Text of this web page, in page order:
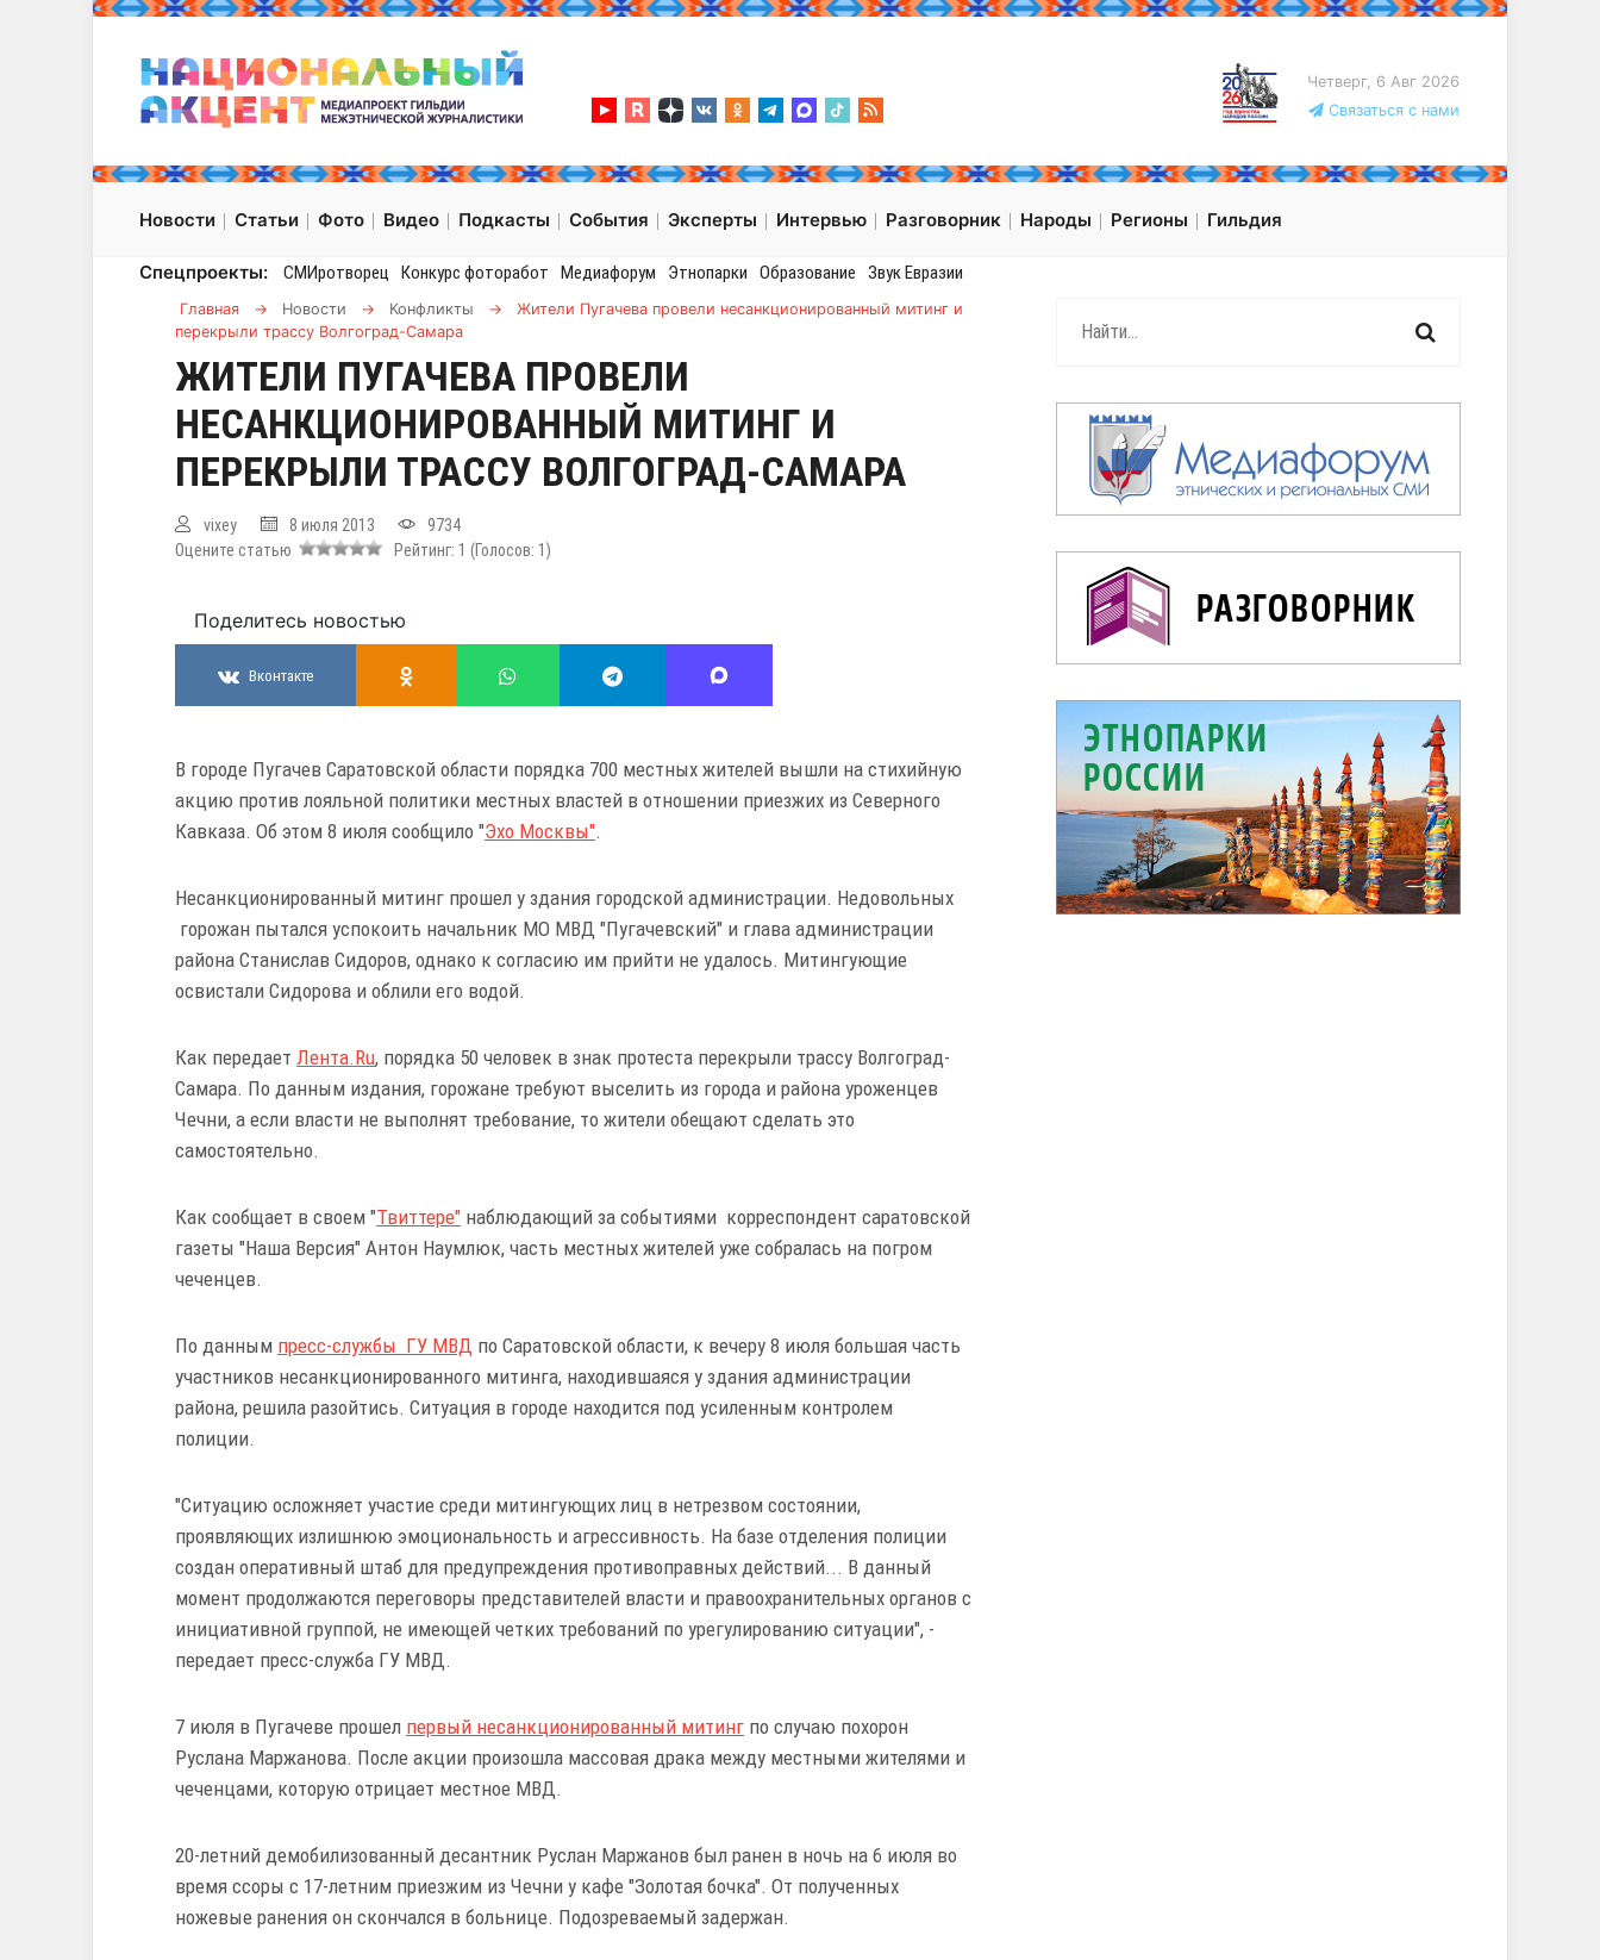
Четверг, 6 Авг 2026
Связаться с нами
Новости Статьи Фото Видео Подкасты События Эксперты Интервью Разговорник Народы Регионы Гильдия
Спецпроекты: СМИротворец Конкурс фоторабот Медиафорум Этнопарки Образование Звук Евразии
Главная → Новости → Конфликты →
Жители Пугачева провели несанкционированный митинг и
перекрыли трассу Волгоград-Самара
ЖИТЕЛИ ПУГАЧЕВА ПРОВЕЛИ
НЕСАНКЦИОНИРОВАННЫЙ МИТИНГ И
ПЕРЕКРЫЛИ ТРАССУ ВОЛГОГРАД-САМАРА
vixey 8 июля 2013
9734
Оцените статью
Рейтинг: 1 (Голосов: 1 )
Поделитесь новостью
Вконтакте
В городе Пугачев Саратовской области порядка 700 местных жителей вышли на стихийную
акцию против лояльной политики местных властей в отношении приезжих из Северного
Кавказа. Об этом 8 июля сообщило "Эхо Москвы".
Несанкционированный митинг прошел у здания городской администрации. Недовольных
горожан пытался успокоить начальник МО МВД "Пугачевский" и глава администрации
района Станислав Сидоров, однако к согласию им прийти не удалось. Митингующие
освистали Сидорова и облили его водой.
Как передает Лента.Ru, порядка 50 человек в знак протеста перекрыли трассу Волгоград-
Самара. По данным издания, горожане требуют выселить из города и района уроженцев
Чечни, а если власти не выполнят требование, то жители обещают сделать это
самостоятельно.
Как сообщает в своем "Твиттере" наблюдающий за событиями корреспондент саратовской
газеты "Наша Версия" Антон Наумлюк, часть местных жителей уже собралась на погром
чеченцев.
По данным пресс-службы ГУ МВД по Саратовской области, к вечеру 8 июля большая часть
участников несанкционированного митинга, находившаяся у здания администрации
района, решила разойтись. Ситуация в городе находится под усиленным контролем
полиции.
"Ситуацию осложняет участие среди митингующих лиц в нетрезвом состоянии,
проявляющих излишнюю эмоциональность и агрессивность. На базе отделения полиции
создан оперативный штаб для предупреждения противоправных действий... В данный
момент продолжаются переговоры представителей власти и правоохранительных органов с
инициативной группой, не имеющей четких требований по урегулированию ситуации", -
передает пресс-служба ГУ МВД.
7 июля в Пугачеве прошел первый несанкционированный митинг по случаю похорон
Руслана Маржанова. После акции произошла массовая драка между местными жителями и
чеченцами, которую отрицает местное МВД.
20-летний демобилизованный десантник Руслан Маржанов был ранен в ночь на 6 июля во
время ссоры с 17-летним приезжим из Чечни у кафе "Золотая бочка". От полученных
ножевые ранения он скончался в больнице. Подозреваемый задержан.